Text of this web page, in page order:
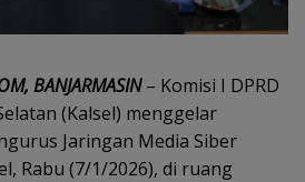
BANJARMASIN– Komisi I DPRD
(Kalsel) menggelar
Jaringan Media Siber
Rabu (7/1/2026), di ruang